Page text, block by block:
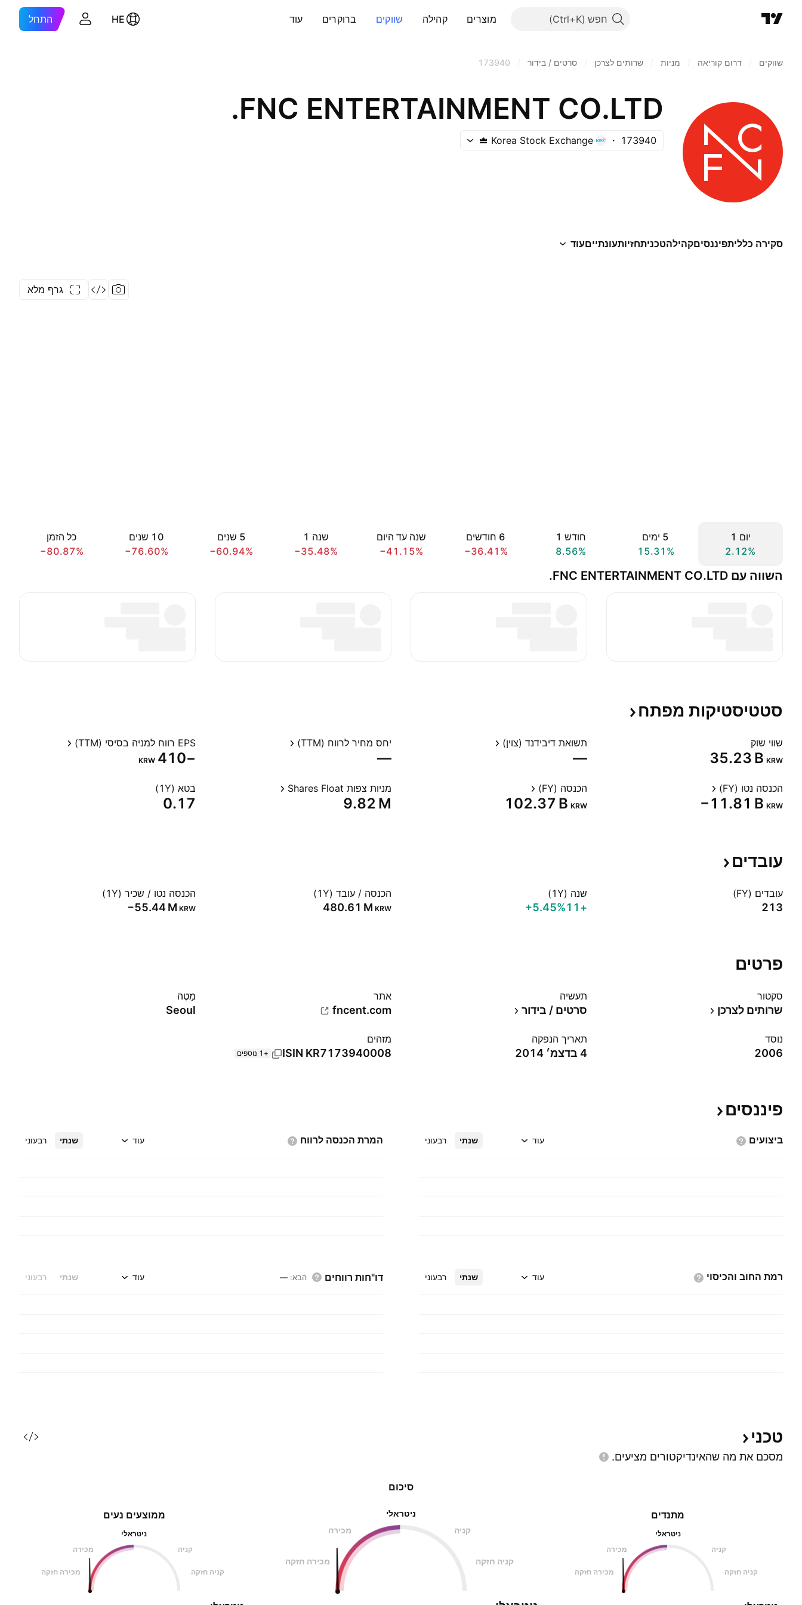
חפש מוצרים קהילה שווקים ברוקרים עוד HE התחל
שווקים דרום קוריאה מניות‏ שרותים לצרכן סרטים / בידור 173940
FNC ENTERTAINMENT CO.LTD.
173940
Korea Stock Exchange
סקירה כלליתפיננסיםקהילהטכניתחזיותעונתייםעוד
גרף מלא
יום ‎1‎
2.12%
‎5‎ ימים
15.31%
חודש ‎1‎
8.56%
‎6‎ חודשים
−36.41%
שנה עד היום
−41.15%
שנה ‎1‎
−35.48%
‎5‎ שנים
−60.94%
‎10‎ שנים
−76.60%
כל הזמן
−80.87%
השווה עם FNC ENTERTAINMENT CO.LTD.
סטטיסטיקות מפתח
שווי שוק
‪35.23 B‬ KRW
תשואת דיבידנד (צוין)
—
יחס מחיר לרווח (TTM)
—
EPS רווח למניה בסיסי (TTM)
−410
KRW
הכנסה נטו (FY)
‪−11.81 B‬ KRW
הכנסה (FY)
‪102.37 B‬ KRW
מניות צפות Shares Float
‪9.82 M‬
בטא (1Y)
0.17
עובדים
עובדים (FY)
213
שנה (1Y)
+11
‪+5.45%‬
הכנסה / עובד (1Y)
‪480.61 M‬ KRW
הכנסה נטו / שכיר (1Y)
‪−55.44 M‬ KRW
פרטים
סקטור
שרותים לצרכן
תעשיה
סרטים / בידור
אתר‏
fncent.com
מַטֶה
Seoul
נוסד
2006
תאריך הנפקה
4 בדצמ׳ 2014
מזהים
ISIN KR7173940008 +1 נוספים
פיננסים
ביצועים שנתי רבעוני עוד המרת הכנסה לרווח שנתי רבעוני עוד
רמת החוב והכיסוי שנתי רבעוני עוד דו"חות רווחים הבא:
— שנתי רבעוני עוד
טכני
מסכם את מה שהאינדיקטורים מציעים.
מתנדים
ניטראלי
מכירה
קניה
מכירה חזקה קניה חזקה
סיכום
ניטראלי
מכירה
קניה
מכירה חזקה קניה חזקה
ממוצעים נעים
ניטראלי
מכירה
קניה
מכירה חזקה קניה חזקה